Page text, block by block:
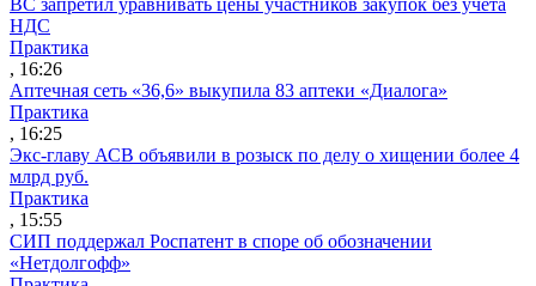
НДС
Практика
, 16:26
Аптечная сеть «36,6» выкупила 83 аптеки «Диалога»
Практика
, 16:25
Экс-главу АСВ объявили в розыск по делу о хищении более 4
млрд руб.
Практика
, 15:55
СИП поддержал Роспатент в споре об обозначении
«Нетдолгофф»